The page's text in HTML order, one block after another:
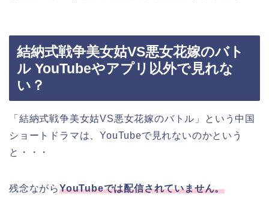
結納式戦争美女姑VS悪女花嫁のバト
ル YouTubeやアプリ以外で見れな
い？
「結納式戦争美女姑VS悪女花嫁のバトル」という中国
ショートドラマは、YouTubeで見れないのかという
と・・・
残念ながらYouTubeでは配信されていません。